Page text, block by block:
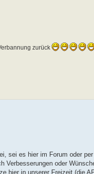
zurück
sei es hier im Forum oder
Verbesserungen oder
hier in unserer Freizeit (die